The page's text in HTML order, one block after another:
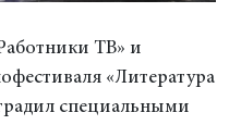
ТВ» и
«Литература
специальными